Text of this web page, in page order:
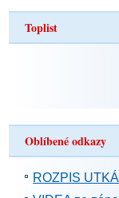
Toplist
Oblíbené odkazy
ROZPIS